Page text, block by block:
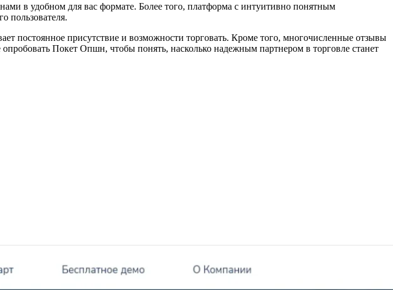
в удобном для вас формате. Более того, платформа с интуитивно понятным
пользователя.
постоянное присутствие и возможности торговать. Кроме того, многочисленные отзывы
Покет Опшн, чтобы понять, насколько надежным партнером в торговле станет